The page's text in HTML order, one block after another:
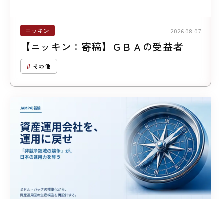
ニッキン 2026.08.07
【ニッキン：寄稿】ＧＢＡの受益者
その他